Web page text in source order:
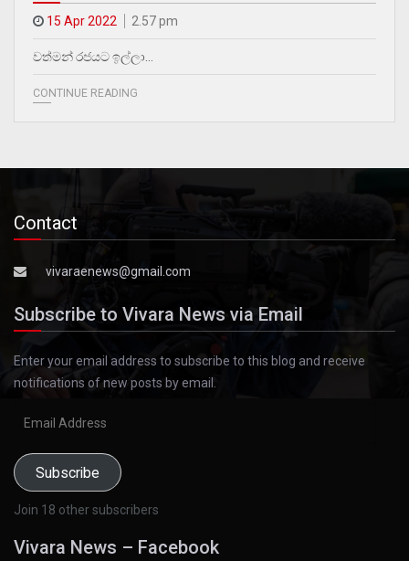
15 Apr 2022 2.57 pm
වත්මන් රජයට ඉල්ලා…
CONTINUE READING
Contact
vivaraenews@gmail.com
Subscribe to Vivara News via Email
Enter your email address to subscribe to this blog and receive
notifications of new posts by email.
Subscribe
Join 18 other subscribers
Vivara News – Facebook